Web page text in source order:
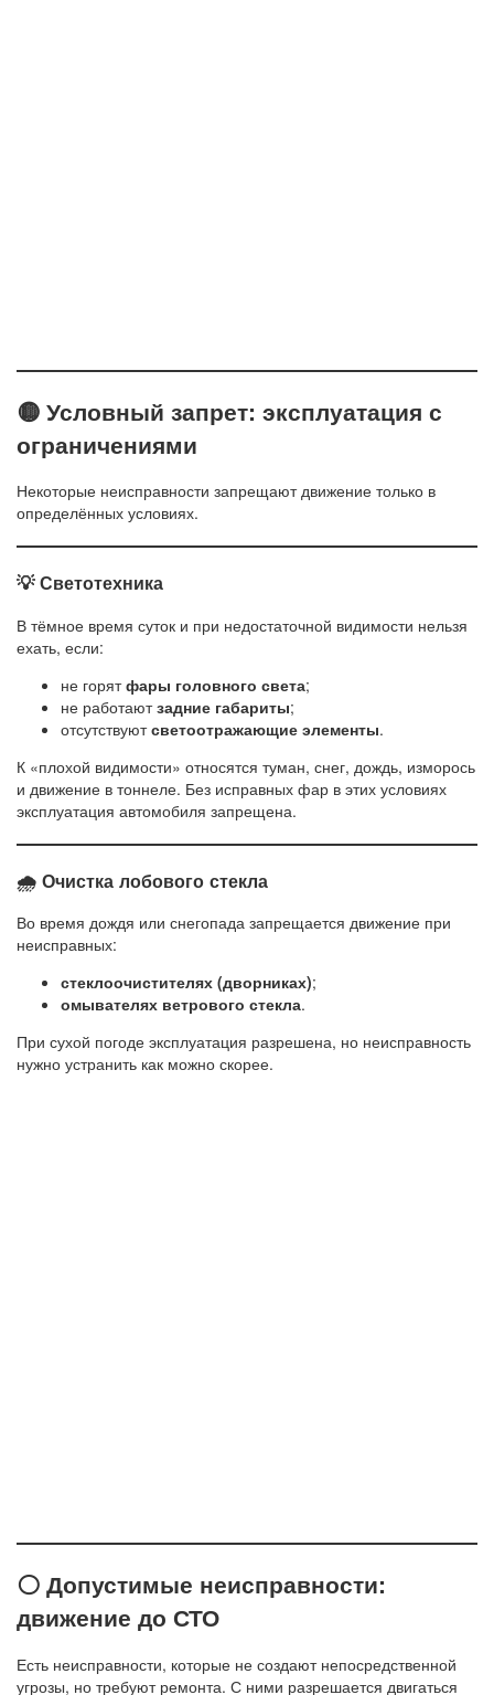
🟡 Условный запрет: эксплуатация с
ограничениями
Некоторые неисправности запрещают движение только в
определённых условиях.
💡 Светотехника
В тёмное время суток и при недостаточной видимости нельзя
ехать, если:
не горятфары головного света;
не работаютзадние габариты;
отсутствуютсветоотражающие элементы.
К «плохой видимости» относятся туман, снег, дождь, изморось
и движение в тоннеле. Без исправных фар в этих условиях
эксплуатация автомобиля запрещена.
🌧 Очистка лобового стекла
Во время дождя или снегопада запрещается движение при
неисправных:
стеклоочистителях (дворниках);
омывателях ветрового стекла.
При сухой погоде эксплуатация разрешена, но неисправность
нужно устранить как можно скорее.
⚪ Допустимые неисправности:
движение до СТО
Есть неисправности, которые не создают непосредственной
угрозы, но требуют ремонта. С ними разрешается двигаться